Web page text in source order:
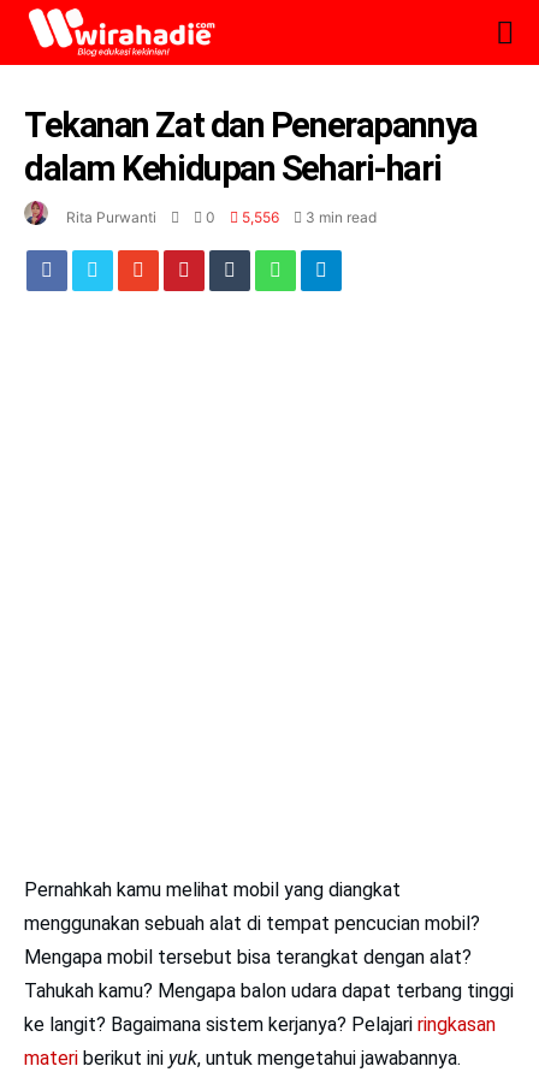
Tekanan Zat dan Penerapannya
dalam Kehidupan Sehari-hari
Rita Purwanti 0 5,556 3 min read
Pernahkah kamu melihat mobil yang diangkat
menggunakan sebuah alat di tempat pencucian mobil?
Mengapa mobil tersebut bisa terangkat dengan alat?
Tahukah kamu? Mengapa balon udara dapat terbang tinggi
ke langit? Bagaimana sistem kerjanya? Pelajari ringkasan
materi berikut ini yuk, untuk mengetahui jawabannya.